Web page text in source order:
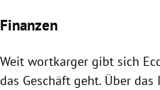
Finanzen
Weit wortkarger gibt sich
das Geschäft geht. Über